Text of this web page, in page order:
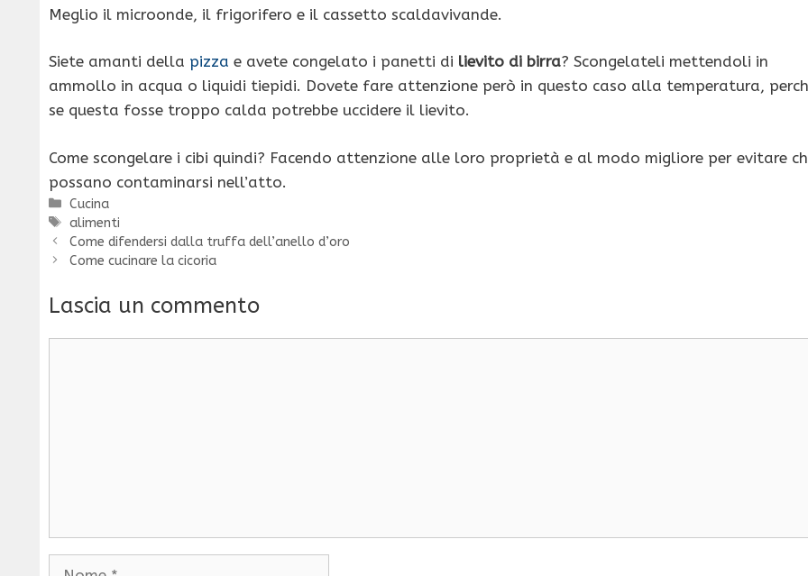
Meglio il microonde, il frigorifero e il cassetto scaldavivande.
Siete amanti della pizza e avete congelato i panetti di lievito di birra? Scongelateli mettendoli in
ammollo in acqua o liquidi tiepidi. Dovete fare attenzione però in questo caso alla temperatura,
se questa fosse troppo calda potrebbe uccidere il lievito.
Come scongelare i cibi quindi? Facendo attenzione alle loro proprietà e al modo migliore per evitare
possano contaminarsi nell’atto.
Categorie
Cucina
Tag
alimenti
Come difendersi dalla truffa dell’anello d’oro
Come cucinare la cicoria
Lascia un commento
Nome